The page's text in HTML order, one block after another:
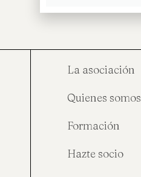
La asociación
Quienes somos
Formación
Hazte socio